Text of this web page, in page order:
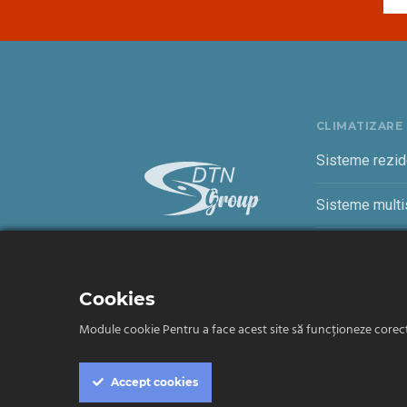
CLIMATIZARE
Sisteme
Sisteme
Termeni și condiții
Cookies
Module cookie Pentru a face acest site să funcționeze
Accept cookies